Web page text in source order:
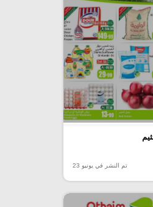
تم النشر في يونيو 23